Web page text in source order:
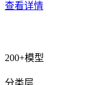
查看详情
200+模型